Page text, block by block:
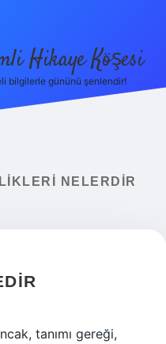
Hikaye Köşesi
bilgilerle gününü şenlendir!
NELERDIR
tanımı gereği,